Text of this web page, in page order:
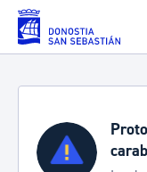
Saltar al contenido